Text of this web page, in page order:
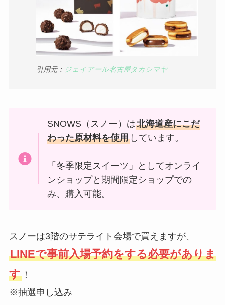
引用元： ジェイアール名古屋タカシマヤ
SNOWS（スノー）は北海道産にこだ
わった原材料を使用 しています。
「冬季限定スイーツ」としてオンライ
ンショップと期間限定ショップでの
み、購入可能。
スノーは3階のサテライト会場で買えますが、
LINEで事前入場予約をする必要がありま
す！
※抽選申し込み